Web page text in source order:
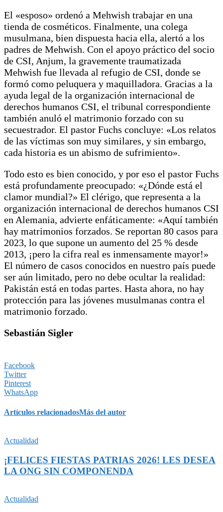
El «esposo» ordenó a Mehwish trabajar en una
tienda de cosméticos. Finalmente, una colega
musulmana, bien dispuesta hacia ella, alertó a los
padres de Mehwish. Con el apoyo práctico del socio
de CSI, Anjum, la gravemente traumatizada
Mehwish fue llevada al refugio de CSI, donde se
formó como peluquera y maquilladora. Gracias a la
ayuda legal de la organización internacional de
derechos humanos CSI, el tribunal correspondiente
también anuló el matrimonio forzado con su
secuestrador. El pastor Fuchs concluye: «Los relatos
de las víctimas son muy similares, y sin embargo,
cada historia es un abismo de sufrimiento».
Todo esto es bien conocido, y por eso el pastor Fuchs
está profundamente preocupado: «¿Dónde está el
clamor mundial?» El clérigo, que representa a la
organización internacional de derechos humanos CSI
en Alemania, advierte enfáticamente: «Aquí también
hay matrimonios forzados. Se reportan 80 casos para
2023, lo que supone un aumento del 25 % desde
2013, ¡pero la cifra real es inmensamente mayor!»
El número de casos conocidos en nuestro país puede
ser aún limitado, pero no debe ocultar la realidad:
Pakistán está en todas partes. Hasta ahora, no hay
protección para las jóvenes musulmanas contra el
matrimonio forzado.
Sebastián Sigler
Facebook
Twitter
Pinterest
WhatsApp
Artículos relacionadosMás del autor
Actualidad
¡FELICES FIESTAS PATRIAS 2026! LES DESEA
LA ONG SIN COMPONENDA
Actualidad